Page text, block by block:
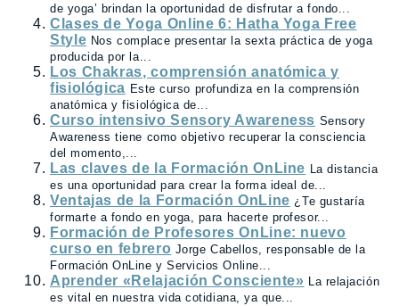
de yoga’ brindan la oportunidad de disfrutar a fondo...
Clases de Yoga Online 6: Hatha Yoga Free
Style Nos complace presentar la sexta práctica de yoga
producida por la...
Los Chakras, comprensión anatómica y
fisiológica Este curso profundiza en la comprensión
anatómica y fisiológica de...
Curso intensivo Sensory Awareness Sensory
Awareness tiene como objetivo recuperar la consciencia
del momento,...
Las claves de la Formación OnLine
La distancia
es una oportunidad para crear la forma ideal de...
Ventajas de la Formación OnLine ¿Te gustaría
formarte a fondo en yoga, para hacerte profesor...
Formación de Profesores OnLine: nuevo
curso en febrero Jorge Cabellos, responsable de la
Formación OnLine y Servicios Online...
Aprender «Relajación Consciente»
La relajación
es vital en nuestra vida cotidiana, ya que...